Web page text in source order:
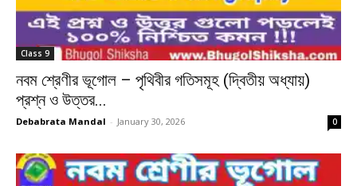
Class 9
নবম শ্রেণীর ভূগোল – পৃথিবীর গতিসমূহ (দ্বিতীয় অধ্যায়)
প্রশ্ন ও উত্তর...
Debabrata Mandal - January 30, 2026 0